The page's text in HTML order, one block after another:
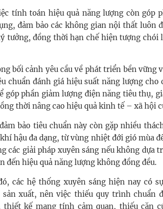
tính toán hiệu quả năng lượng còn góp
đảm bảo các không gian nội thất luôn
tưởng, đồng thời hạn chế hiện tượng chói
bối cảnh yêu cầu về phát triển bền
chuẩn đánh giá hiệu suất năng lượng
góp phần giảm lượng điện năng tiêu thụ,
thời nâng cao hiệu quả kinh tế – xã hội
bảo tiêu chuẩn này còn gặp nhiều
hậu đa dạng, từ vùng nhiệt đới gió mùa
các giải pháp xuyên sáng nếu không dựa
đến hiệu quả năng lượng không đồng đều.
các hệ thống xuyên sáng hiện nay có
sản xuất, nên việc thiếu quy trình chuẩn
thiết kế mang tính cảm quan, thiếu căn